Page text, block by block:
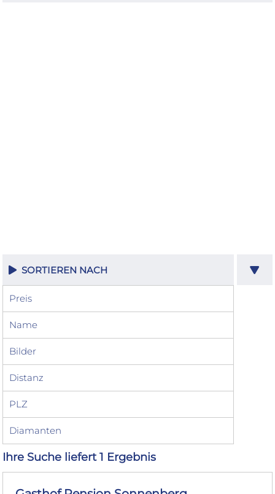
SORTIEREN NACH
Preis
Name
Bilder
Distanz
PLZ
Diamanten
Ihre Suche liefert 1 Ergebnis